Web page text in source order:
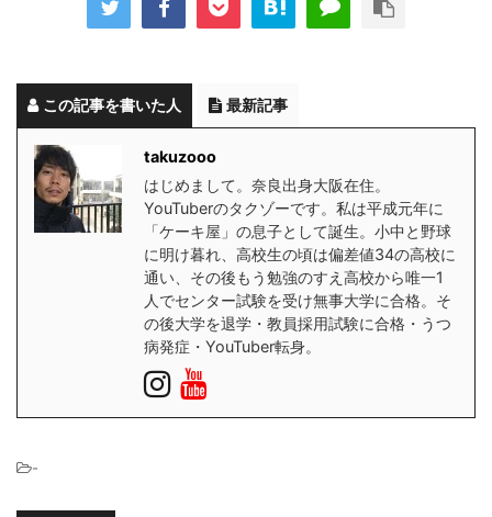
この記事を書いた人 最新記事
takuzooo
はじめまして。奈良出身大阪在住。
YouTuberのタクゾーです。私は平成元年に
「ケーキ屋」の息子として誕生。小中と野球
に明け暮れ、高校生の頃は偏差値34の高校に
通い、その後もう勉強のすえ高校から唯一1
人でセンター試験を受け無事大学に合格。そ
の後大学を退学・教員採用試験に合格・うつ
病発症・YouTuber転身。
-